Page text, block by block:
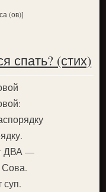
(ов)]
спать? (стих)
ДВА —
Сова.